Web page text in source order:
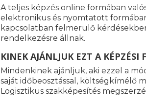
A teljes képzés online formában
elektronikus és nyomtatott
kapcsolatban felmerülő
rendelkezésre állnak.
KINEK AJÁNLJUK EZT A KÉPZÉSI
Mindenkinek ajánljuk, aki ezzel a
saját időbeosztással, költségkímélő
Logisztikus szakképesítés